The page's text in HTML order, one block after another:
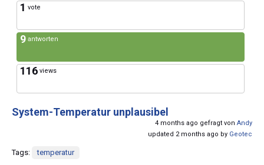
1 vote
9 antworten
116 views
System-Temperatur unplausibel
4 months ago gefragt von Andy
updated 2 months ago by Geotec
Tags: temperatur